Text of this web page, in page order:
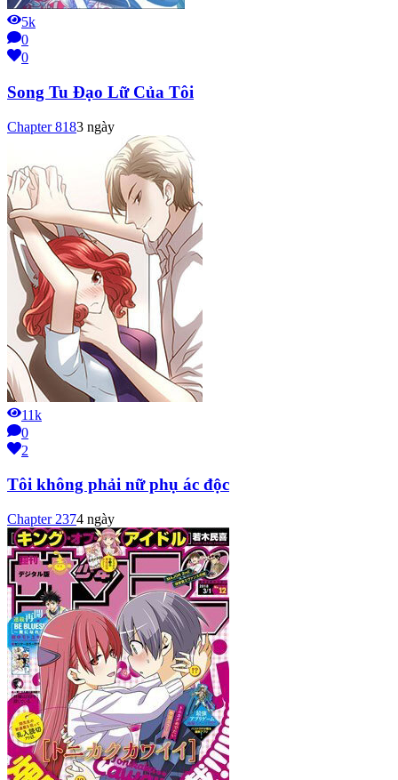
5k
0
0
Song Tu Đạo Lữ Của Tôi
Chapter8183 ngày
11k
0
2
Tôi không phải nữ phụ ác độc
Chapter 2374 ngày